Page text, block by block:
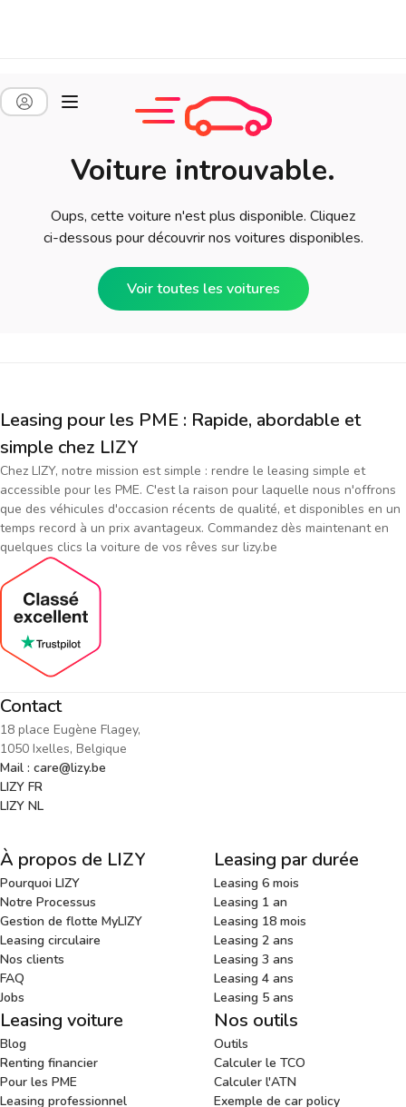
Voiture introuvable.
Oups, cette voiture n'est plus disponible. Cliquez
ci-dessous pour découvrir nos voitures disponibles.
Voir toutes les voitures
Leasing pour les PME : Rapide, abordable et
simple chez LIZY
Chez LIZY, notre mission est simple : rendre le leasing simple et
accessible pour les PME. C'est la raison pour laquelle nous n'offrons
que des véhicules d'occasion récents de qualité, et disponibles en un
temps record à un prix avantageux. Commandez dès maintenant en
quelques clics la voiture de vos rêves sur lizy.be
Contact
18 place Eugène Flagey,
1050 Ixelles, Belgique
Mail : care@lizy.be
LIZY FR
LIZY NL
À propos de LIZY
Pourquoi LIZY
Notre Processus
Gestion de flotte MyLIZY
Leasing circulaire
Nos clients
FAQ
Jobs
Leasing par durée
Leasing 6 mois
Leasing 1 an
Leasing 18 mois
Leasing 2 ans
Leasing 3 ans
Leasing 4 ans
Leasing 5 ans
Leasing voiture
Blog
Renting financier
Pour les PME
Leasing professionnel
Nos outils
Outils
Calculer le TCO
Calculer l'ATN
Exemple de car policy